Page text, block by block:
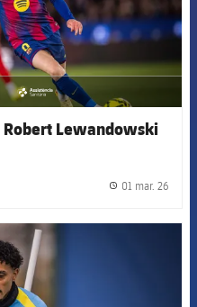
asistencia
Robert Lewandowski
01 mar. 26
FCB Barcelona badge